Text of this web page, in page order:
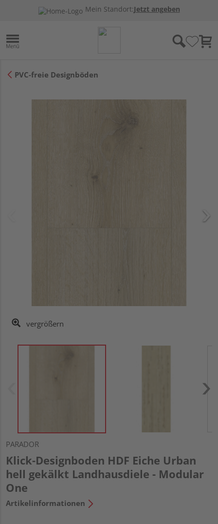
Mein Standort:Jetzt angeben
PVC-freie Designböden
vergrößern
PARADOR
Klick-Designboden HDF Eiche Urban
hell gekälkt Landhausdiele - Modular
One
Artikelinformationen